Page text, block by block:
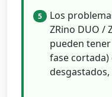
5
Los
ZRino DUO /
pueden
fase